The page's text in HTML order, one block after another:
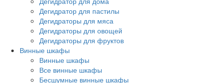
Дегидратор для пастилы
Дегидраторы для мяса
Дегидраторы для овощей
Дегидраторы для фруктов
Винные шкафы
Винные шкафы
Все винные шкафы
Бесшумные винные шкафы